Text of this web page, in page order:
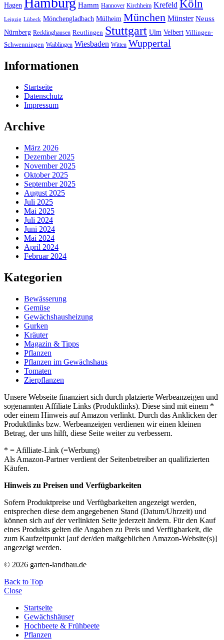
Hagen Hamm Hannover Kirchheim Krefeld Köln
Leipzig Lübeck Mönchengladbach Mülheim München Münster Neuss
Nürnberg Recklinghausen Reutlingen Stuttgart Ulm Velbert Villingen-
Schwenningen Waiblingen Wiesbaden Witten Wuppertal
Informationen
Startseite
Datenschutz
Impressum
Archive
März 2026
Dezember 2025
November 2025
Oktober 2025
September 2025
August 2025
Juli 2025
Mai 2025
Juli 2024
Juni 2024
Mai 2024
April 2024
Februar 2024
Kategorien
Bewässerung
Gemüse
Gewächshausheizung
Gurken
Kräuter
Magazin & Tipps
Pflanzen
Pflanzen im Gewächshaus
Tomaten
Zierpflanzen
Unsere Webseite finanziert sich durch platzierte Werbeanzeigen und
sogenannten Affiliate Links (Produktlinks). Diese sind mit einem *
oder einem Hinweis auf Amazon verlinkt. Durch das Anklicken der
Produktlinks bzw. Werbeanzeigen verdienen wir einen kleinen
Betrag, der uns hilft, diese Seite weiter zu verbessern.
* = Afilliate-Link (=Werbung)
Als Amazon-Partner verdient der Seitenbetreiber an qualifizierten
Käufen.
Hinweis zu Preisen und Verfügbarkeiten
Sofern Produktpreise und Verfügbarkeiten angezeigt werden,
entsprechen diese dem angegebenen Stand (Datum/Uhrzeit) und
können sich auf der verlinkten Seite jederzeit ändern. Für den Kauf
eines Produkts gelten die Angaben zu Preis und Verfügbarkeit, die
zum Kaufzeitpunkt [auf der/den maßgeblichen Amazon-Website(s)]
angezeigt werden.
© 2026 garten-landbau.de
Back to Top
Close
Startseite
Gewächshäuser
Hochbeete & Frühbeete
Pflanzen